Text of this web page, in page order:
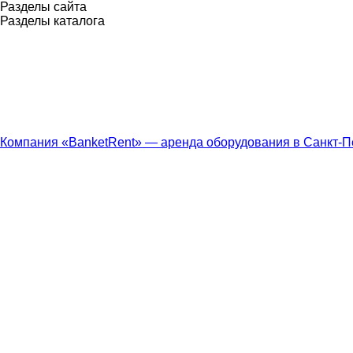
Разделы сайта
Разделы каталога
Компания «BanketRent» — аренда оборудования в Санкт-